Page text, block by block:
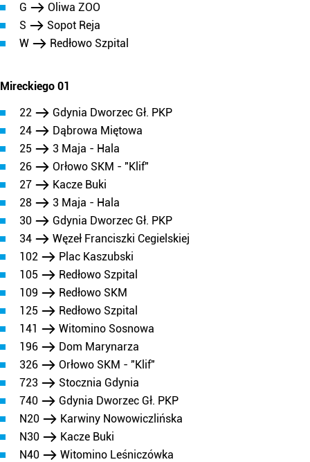
G
Oliwa ZOO
S
Sopot Reja
W
Redłowo Szpital
Mireckiego 01
22
Gdynia Dworzec Gł. PKP
24
Dąbrowa Miętowa
25
3 Maja - Hala
26
Orłowo SKM - "Klif"
27
Kacze Buki
28
3 Maja - Hala
30
Gdynia Dworzec Gł. PKP
34
Węzeł Franciszki Cegielskiej
102
Plac Kaszubski
105
Redłowo Szpital
109
Redłowo SKM
125
Redłowo Szpital
141
Witomino Sosnowa
196
Dom Marynarza
326
Orłowo SKM - "Klif"
723
Stocznia Gdynia
740
Gdynia Dworzec Gł. PKP
N20
Karwiny Nowowiczlińska
N30
Kacze Buki
N40
Witomino Leśniczówka